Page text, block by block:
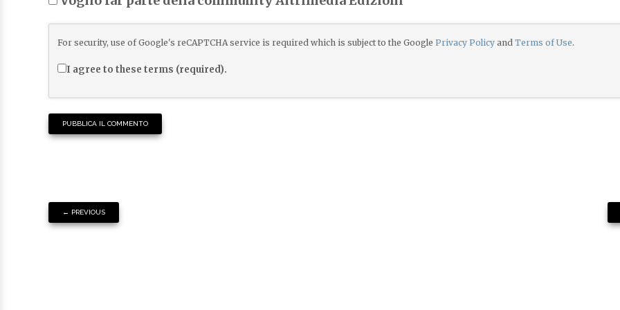
For security, use of Google's reCAPTCHA service is required which is subject to the Google Privacy Policy and Terms of Use.
I agree to these terms (required).
← PREVIOUS